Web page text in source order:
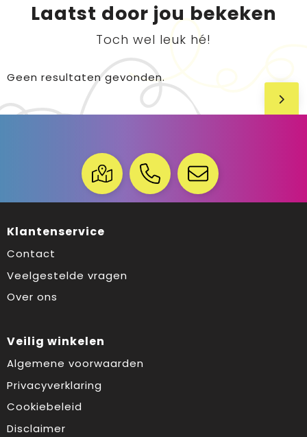
Laatst door jou bekeken
Toch wel leuk hé!
Geen resultaten gevonden.
Klantenservice
Contact
Veelgestelde vragen
Over ons
Veilig winkelen
Algemene voorwaarden
Privacyverklaring
Cookiebeleid
Disclaimer